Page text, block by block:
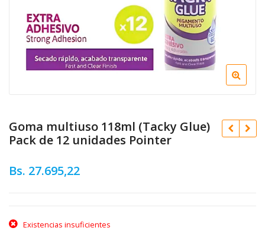
Goma multiuso 118ml (Tacky Glue)
Pack de 12 unidades Pointer
Bs. 27.695,22
Existencias insuficientes